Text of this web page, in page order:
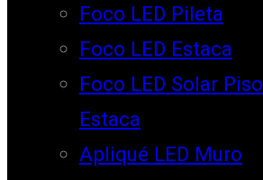
Foco LED Pileta
Foco LED Estaca
Foco LED Solar Piso
Estaca
Apliqué LED Muro